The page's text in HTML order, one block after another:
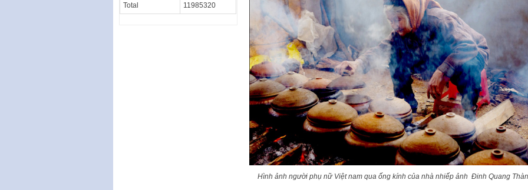
Hình ảnh người phụ nữ Việt nam qua ống kính của nhà nhiếp ảnh Đinh Quang
Total 11985320